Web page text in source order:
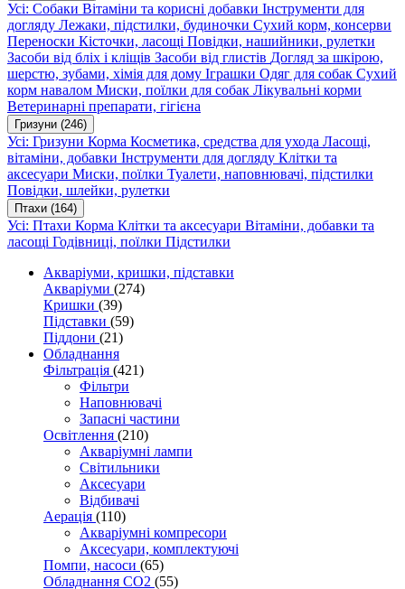
Усі: Собаки Вітаміни та корисні добавки Інструменти для
догляду Лежаки, підстилки, будиночки Сухий корм, консерви
Переноски Кісточки, ласощі Повідки, нашийники, рулетки
Засоби від бліх і кліщів Засоби від глистів Догляд за шкірою,
шерстю, зубами, хімія для дому Іграшки Одяг для собак Сухий
корм навалом Миски, поїлки для собак Лікувальні корми
Ветеринарні препарати, гігієна
Гризуни (246)
Усі: Гризуни Корма Косметика, средства для ухода Ласощі,
вітаміни, добавки Інструменти для догляду Клітки та
аксесуари Миски, поїлки Туалети, наповнювачі, підстилки
Повідки, шлейки, рулетки
Птахи (164)
Усі: Птахи Корма Клітки та аксесуари Вітаміни, добавки та
ласощі Годівниці, поїлки Підстилки
Акваріуми, кришки, підставки
Акваріуми (274)
Кришки (39)
Підставки (59)
Піддони (21)
Обладнання
Фільтрація (421)
Фільтри
Наповнювачі
Запасні частини
Освітлення (210)
Акваріумні лампи
Світильники
Аксесуари
Відбивачі
Аерація (110)
Акваріумні компресори
Аксесуари, комплектуючі
Помпи, насоси (65)
Обладнання CO2 (55)